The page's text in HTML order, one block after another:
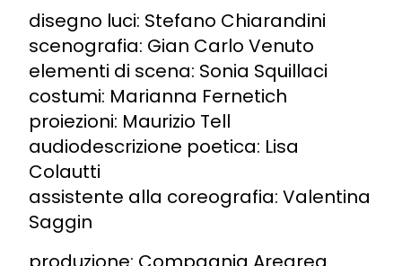
disegno luci: Stefano Chiarandini
scenografia: Gian Carlo Venuto
elementi di scena: Sonia Squillaci
costumi: Marianna Fernetich
proiezioni: Maurizio Tell
audiodescrizione poetica: Lisa
Colautti
assistente alla coreografia: Valentina
Saggin